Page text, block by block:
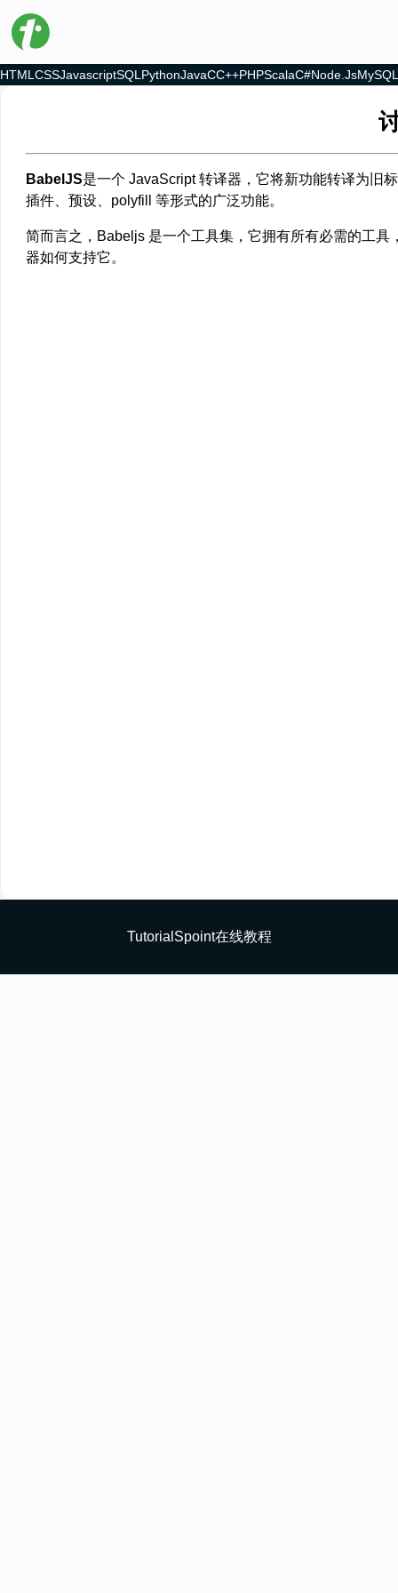
HTML CSSJavascriptSQL PythonJavaCC++PHPScalaC#Node.jsMySQL
BabelJS是一个 JavaScript 转译器，它将新功能转译为旧
插件、预设、polyfill 等形式的广泛功能。
简而言之，Babeljs 是一个工具集，它拥有所有必需的工
器如何支持它。
TutorialSpoint在线教程